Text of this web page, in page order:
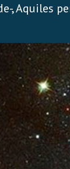
, Aquiles